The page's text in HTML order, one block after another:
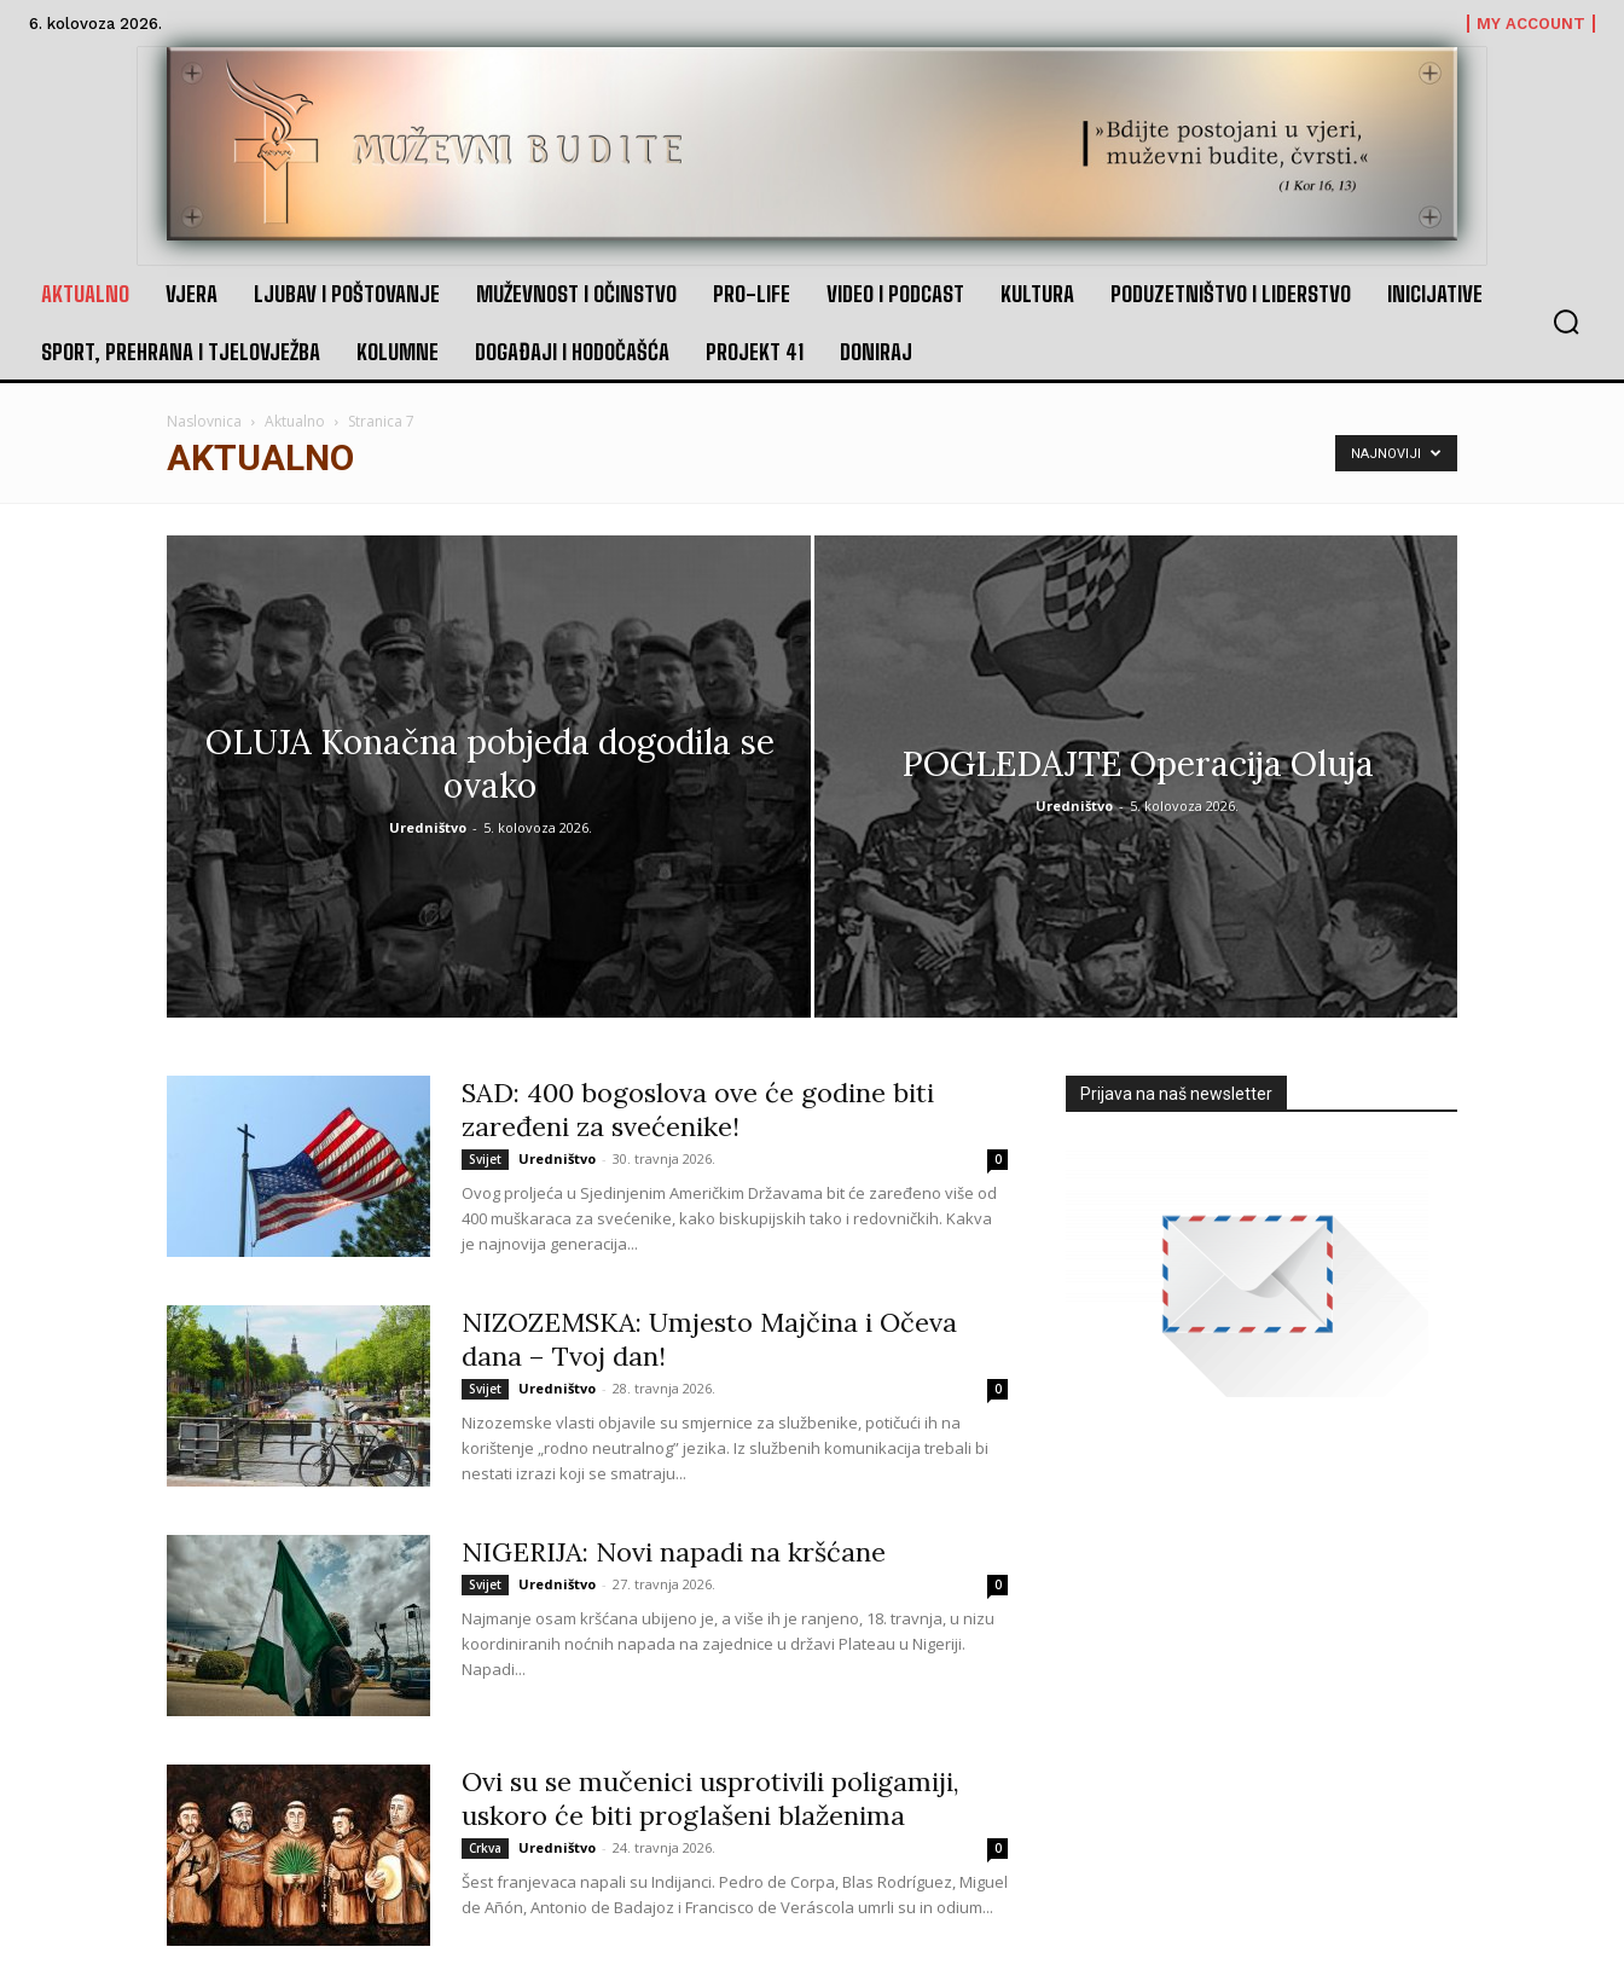
6. kolovoza 2026. MY ACCOUNT
AKTUALNO VJERA LJUBAV I POŠTOVANJE MUŽEVNOST I OČINSTVO PRO-LIFE VIDEO I PODCAST KULTURA PODUZETNIŠTVO I LIDERSTVO INICIJATIVE
SPORT, PREHRANA I TJELOVJEŽBA KOLUMNE DOGAĐAJI I HODOČAŠĆA PROJEKT 41 DONIRAJ
Naslovnica Aktualno Stranica 7
AKTUALNO NAJNOVIJI
OLUJA Konačna pobjeda dogodila se
ovako
Uredništvo - 5. kolovoza 2026.
POGLEDAJTE Operacija Oluja
Uredništvo - 5. kolovoza 2026.
SAD: 400 bogoslova ove će godine biti
zaređeni za svećenike!
Svijet Uredništvo - 30. travnja 2026. 0
Ovog proljeća u Sjedinjenim Američkim Državama bit će zaređeno više od
400 muškaraca za svećenike, kako biskupijskih tako i redovničkih. Kakva
je najnovija generacija...
NIZOZEMSKA: Umjesto Majčina i Očeva
dana – Tvoj dan!
Svijet Uredništvo - 28. travnja 2026. 0
Nizozemske vlasti objavile su smjernice za službenike, potičući ih na
korištenje „rodno neutralnog” jezika. Iz službenih komunikacija trebali bi
nestati izrazi koji se smatraju...
NIGERIJA: Novi napadi na kršćane
Svijet Uredništvo - 27. travnja 2026. 0
Najmanje osam kršćana ubijeno je, a više ih je ranjeno, 18. travnja, u nizu
koordiniranih noćnih napada na zajednice u državi Plateau u Nigeriji.
Napadi...
Ovi su se mučenici usprotivili poligamiji,
uskoro će biti proglašeni blaženima
Crkva Uredništvo - 24. travnja 2026. 0
Šest franjevaca napali su Indijanci. Pedro de Corpa, Blas Rodríguez, Miguel
de Añón, Antonio de Badajoz i Francisco de Veráscola umrli su in odium...
Prijava na naš newsletter